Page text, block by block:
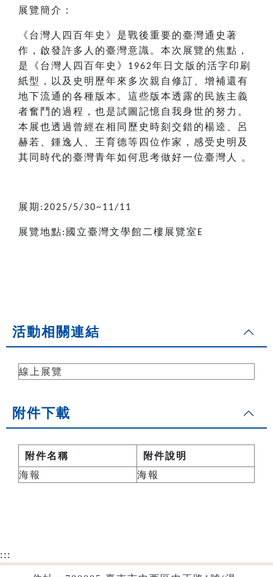
展覽簡介：
《台灣人四百年史》是戰後重要的臺灣通史著
作，啟發許多人的臺灣意識。本次展覽的焦點，
是《台灣人四百年史》 1962年日文版的活字印刷
紙型，以及史明歷年來多次親自修訂、增補還有
地下流通的各種版本。這些版本透露的民族主義
者奮鬥的過程，也是試圖記憶自我身世的努力。
本展也透過曾經在相同歷史時刻交錯的楊逵、呂
赫若、鍾逸人、王育德等四位作家，感受史明及
其同時代的臺灣青年如何思考做好一位臺灣人
。
展期 :2025/5/30~11/11
展覽地點: 國立臺灣文學館二樓展覽室 E
活動相關連結
線上展覽
附件下載
附件名稱
附件說明
海報
海報
:::